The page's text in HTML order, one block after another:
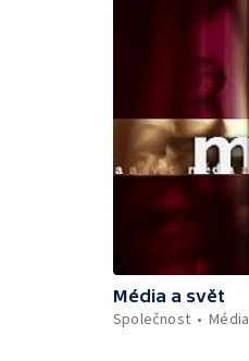
Média a svět
Společnost
Média